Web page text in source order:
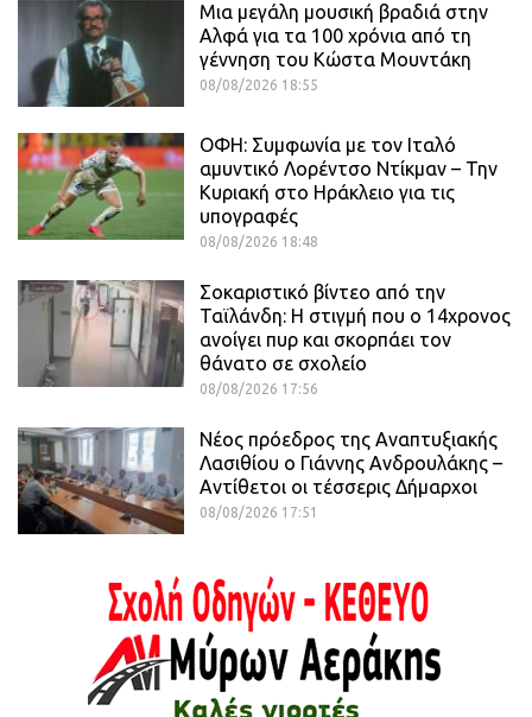
Μια μεγάλη μουσική βραδιά στην
Αλφά για τα 100 χρόνια από τη
γέννηση του Κώστα Μουντάκη
08/08/2026 18:55
ΟΦΗ: Συμφωνία με τον Ιταλό
αμυντικό Λορέντσο Ντίκμαν – Την
Κυριακή στο Ηράκλειο για τις
υπογραφές
08/08/2026 18:48
Σοκαριστικό βίντεο από την
Ταϊλάνδη: Η στιγμή που ο 14χρονος
ανοίγει πυρ και σκορπάει τον
θάνατο σε σχολείο
08/08/2026 17:56
Νέος πρόεδρος της Αναπτυξιακής
Λασιθίου ο Γιάννης Ανδρουλάκης –
Αντίθετοι οι τέσσερις Δήμαρχοι
08/08/2026 17:51